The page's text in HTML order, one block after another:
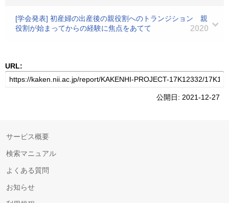
[学会発表] 初産婦の出産後の親役割へのトランジション 親
役割が始まってからの経験に焦点をあてて
2020
URL:
公開日: 2021-12-27
サービス概要
検索マニュアル
よくある質問
お知らせ